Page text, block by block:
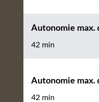
Autonomie max.
42 min
Autonomie max.
42 min